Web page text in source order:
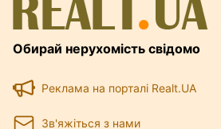
Обирай нерухомість свідомо
Реклама на порталі Realt.UA
Зв'яжіться з нами